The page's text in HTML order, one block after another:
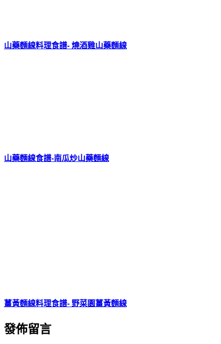
山藥麵線料理食譜- 燒酒雞山藥麵線
山藥麵線食譜-南瓜炒山藥麵線
薑黃麵線料理食譜- 野菜園薑黃麵線
發佈留言